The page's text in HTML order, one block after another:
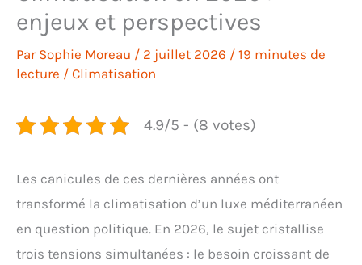
enjeux et perspectives
Par Sophie Moreau / 2 juillet 2026 / 19 minutes de
lecture / Climatisation
4.9/5 - (8 votes)
Les canicules de ces dernières années ont
transformé la climatisation d’un luxe méditerranéen
en question politique. En 2026, le sujet cristallise
trois tensions simultanées : le besoin croissant de